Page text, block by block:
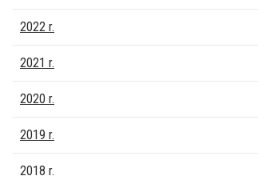
2022 r.
2021 r.
2020 r.
2019 r.
2018 r.